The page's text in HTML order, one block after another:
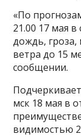
«По
21.00 17 мая
дождь, гроза,
ветра до 15
сообщении.
мск 18 мая в
видимостью